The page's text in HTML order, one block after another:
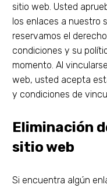
sitio web. Usted
los enlaces a nuestro
reservamos el
condiciones y su
momento. Al
web, usted acepta
y condiciones de
Eliminación
sitio web
Si encuentra algún